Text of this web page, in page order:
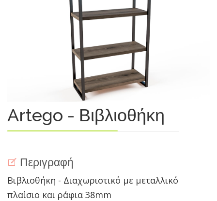
Artego - Βιβλιοθήκη
Περιγραφή
Βιβλιοθήκη - Διαχωριστικό με μεταλλικό
πλαίσιο και ράφια 38mm